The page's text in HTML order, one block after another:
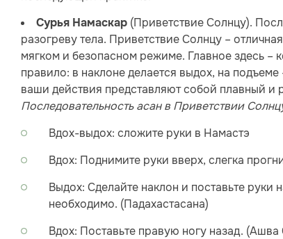
Сурья Намаскар (Приветствие Солнцу).
разогреву тела. Приветствие Солнцу –
мягком и безопасном режиме. Главное здесь –
правило: в наклоне делается выдох, на
ваши действия представляют собой плавный и
Последовательность асан в Приветствии
Вдох-выдох: сложите руки в Намастэ
Вдох: Поднимите руки вверх, слегка
Выдох: Сделайте наклон и поставьте руки
необходимо. (Падахастасана)
Вдох: Поставьте правую ногу назад. (Ашва